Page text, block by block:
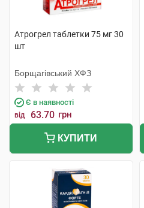
Атрогрел таблетки 75 мг 30
шт
Борщагівський ХФЗ
Є в наявності
від 63.70 грн
КУПИТИ